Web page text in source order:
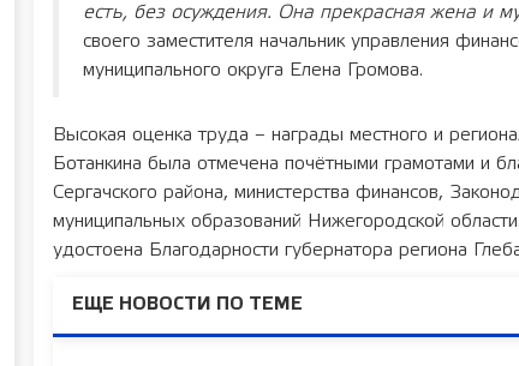
есть, без осуждения. Она прекрасная жена и
своего заместителя начальник управления
муниципального округа Елена Громова.
Высокая оценка труда – награды местного и
Ботанкина была отмечена почётными грамотами и
Сергачского района, министерства финансов,
муниципальных образований Нижегородской
удостоена Благодарности губернатора региона
ЕЩЕ НОВОСТИ ПО ТЕМЕ